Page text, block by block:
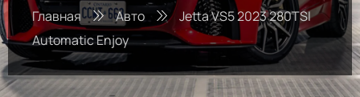
Главная Авто
Jetta VS5 2023 280TSI
Automatic Enjoy